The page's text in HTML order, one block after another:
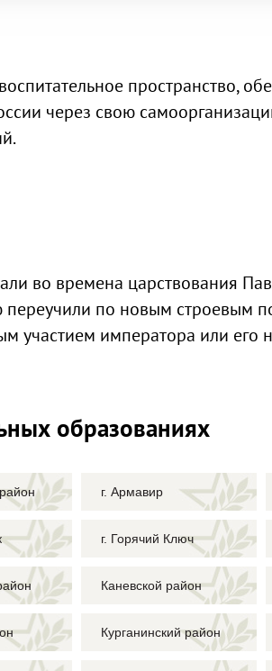
пространство,
через свою
во времена царствования
по новым строевым
участием императора или его
образованиях
г. Армавир
г. Горячий Ключ
Каневской район
Курганинский район